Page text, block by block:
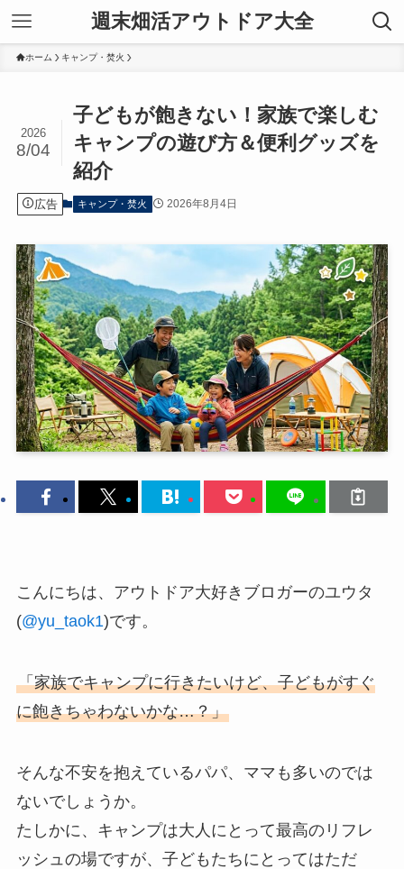
週末畑活アウトドア大全
ホーム キャンプ・焚火
子どもが飽きない！家族で楽しむ
キャンプの遊び方＆便利グッズを
紹介
2026
8/04
広告 キャンプ・焚火 2026年8月4日
こんにちは、アウトドア大好きブロガーのユウタ
(@yu_taok1)です。
「家族でキャンプに行きたいけど、子どもがすぐ
に飽きちゃわないかな…？」
そんな不安を抱えているパパ、ママも多いのでは
ないでしょうか。
たしかに、キャンプは大人にとって最高のリフレ
ッシュの場ですが、子どもたちにとってはただ